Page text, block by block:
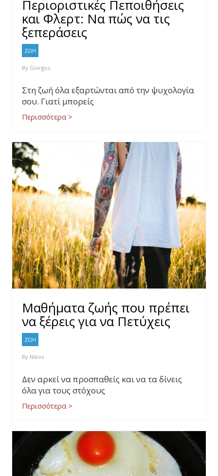
Περιοριστικές Πεποιθήσεις
και Φλερτ: Να πώς να τις
ξεπεράσεις
ΖΩΗ
By Giorgos
Στη ζωή όλα εξαρτώνται από την ψυχολογία
σου. Γιατί μπορείς
Περισσότερα >
Μαθήματα ζωής που πρέπει
να ξέρεις για να Πετύχεις
ΖΩΗ
By Nikos
Δεν αρκεί να προσπαθείς και να τα δίνεις
όλα για τους στόχους
Περισσότερα >